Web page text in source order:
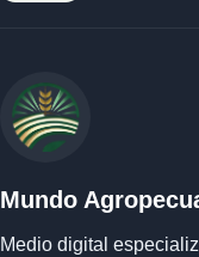
Mundo
Medio digital